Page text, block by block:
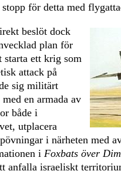
för detta med
beslöt dock
plan för
starta ett krig som
attack på
sig militärt
en armada av
både i
utplacera
i närheten med
i Foxbats över
anfalla israeliskt